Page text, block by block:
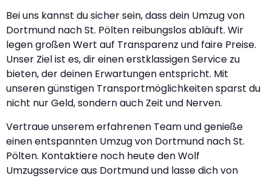
Bei uns kannst du sicher sein, dass dein Umzug von
Dortmund nach St. Pölten reibungslos abläuft. Wir
legen großen Wert auf Transparenz und faire Preise.
Unser Ziel ist es, dir einen erstklassigen Service zu
bieten, der deinen Erwartungen entspricht. Mit
unseren günstigen Transportmöglichkeiten sparst du
nicht nur Geld, sondern auch Zeit und Nerven.
Vertraue unserem erfahrenen Team und genieße
einen entspannten Umzug von Dortmund nach St.
Pölten. Kontaktiere noch heute den Wolf
Umzugsservice aus Dortmund und lasse dich von